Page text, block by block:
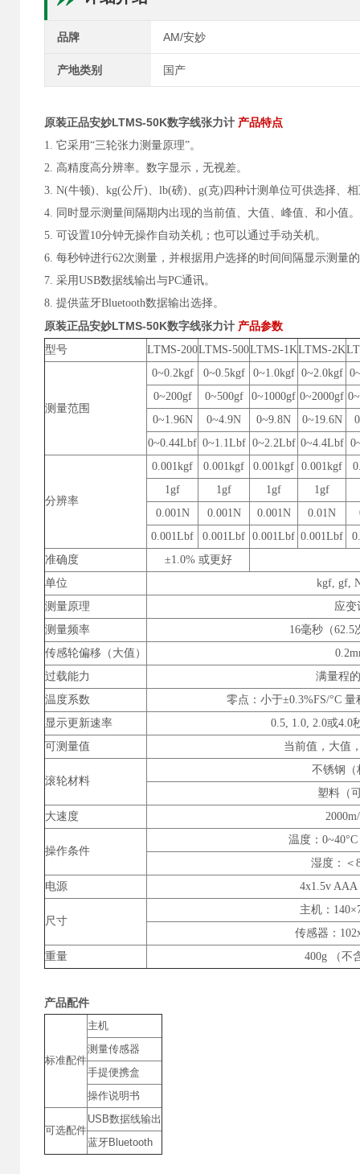
品牌 AM/安妙
产地类别 国产
原装正品安妙LTMS-50K数字线张力计 产品特点
1. 它采用“三轮张力测量原理”。
2. 高精度高分辨率。数字显示，无视差。
3. N(牛顿)、kg(公斤)、lb(磅)、g(克)四种计测单位可供选择、
4. 同时显示测量间隔期内出现的当前值、大值、峰值、和小值。
5. 可设置10分钟无操作自动关机；也可以通过手动关机。
6. 每秒钟进行62次测量，并根据用户选择的时间间隔显示测量
7. 采用USB数据线输出与PC通讯。
8. 提供蓝牙Bluetooth数据输出选择。
原装正品安妙LTMS-50K数字线张力计 产品参数
型号
LTMS-200LTMS-500LTMS-1KLTMS-2K
测量范围
0~0.2kgf 0~0.5kgf 0~1.0kgf 0~2.0kgf
0~200gf
0~500gf 0~1000gf 0~2000gf
0~1.96N
0~4.9N 0~9.8N 0~19.6N
0~0.44Lbf 0~1.1Lbf 0~2.2Lbf 0~4.4Lbf
分辨率
0.001kgf 0.001kgf 0.001kgf 0.001kgf
1gf
1gf 1gf
1gf
0.001N
0.001N 0.001N 0.01N
0.001Lbf
0.001Lbf 0.001Lbf 0.001Lbf
准确度
±1.0% 或更好
单位
kgf, gf,
测量原理
应变
测量频率
16毫秒（62.5
传感轮偏移（大值）
过载能力
满量程
温度系数
零点：小于±0.3%FS/°C 量
显示更新速率
0.5, 1.0, 2.0或4.0
可测量值
当前值，大值
滚轮材料
不锈钢（
塑料（
大速度
操作条件
温度：0~40°C
湿度：＜
电源
4x1.5v
尺寸
主机：
传感器：
重量
400g （不
产品配件
标准配件
主机
测量传感器
手提便携盒
操作说明书
可选配件
USB数据线输出
蓝牙Bluetooth